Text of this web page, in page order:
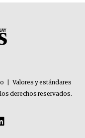
Valores y estándares
derechos reservados.